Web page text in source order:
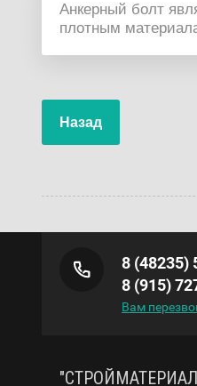
Анкерный болт
плотным
Назад
8 (48235)
8 (915)
Вам